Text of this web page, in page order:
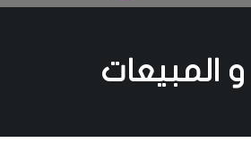
المبيعات